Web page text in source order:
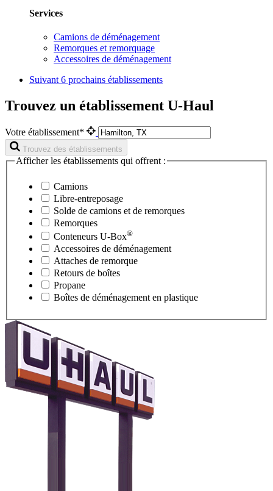
Services
Camions de déménagement
Remorques et remorquage
Accessoires de déménagement
Suivant 6 prochains établissements
Trouvez un établissement U-Haul
Votre établissement*
Trouvez des établissements
Afficher les établissements qui offrent :
Camions
Libre-entreposage
Solde de camions et de remorques
Remorques
Conteneurs U-Box®
Accessoires de déménagement
Attaches de remorque
Retours de boîtes
Propane
Boîtes de déménagement en plastique